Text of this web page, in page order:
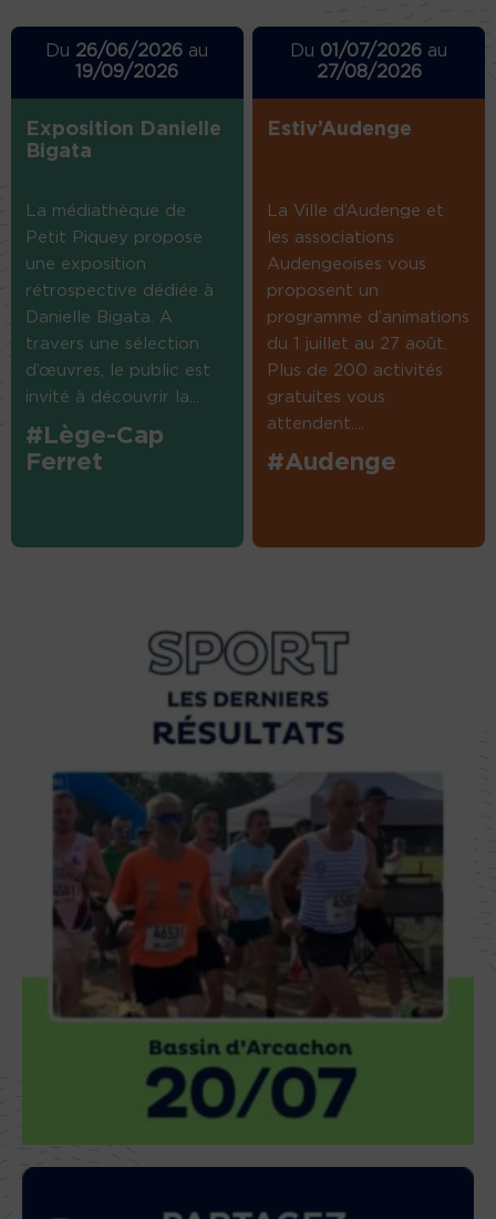
Du 26/06/2026 au
19/09/2026
Exposition Danielle
Bigata
La médiathèque de
Petit Piquey propose
une exposition
rétrospective dédiée à
Danielle Bigata. A
travers une sélection
d’œuvres, le public est
invité à découvrir la...
#Lège-Cap
Ferret
Du 01/07/2026 au
27/08/2026
Estiv’Audenge
La Ville d’Audenge et
les associations
Audengeoises vous
proposent un
programme d’animations
du 1 juillet au 27 août.
Plus de 200 activités
gratuites vous
attendent....
#Audenge